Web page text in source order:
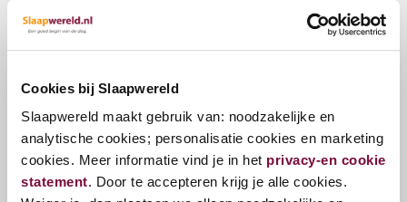
Cookies bij Slaapwereld
Slaapwereld maakt gebruik van: noodzakelijke en
analytische cookies; personalisatie cookies en marketing
cookies. Meer informatie vind je in het privacy-en cookie
statement. Door te accepteren krijg je alle cookies.
Volg ons op onze social kanalen
Blijf op de hoogte van onze nieuwtjes en acties.
Nieuwsbrief
Meld u aan voor onze nieuwsbrief
Nieuwsbrief